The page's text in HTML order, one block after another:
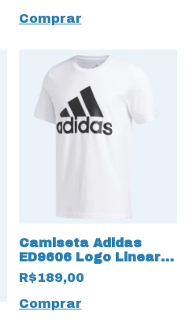
Comprar
Camiseta Adidas
ED9606 Logo Linear
Algodão Branco
R$189,00
Comprar